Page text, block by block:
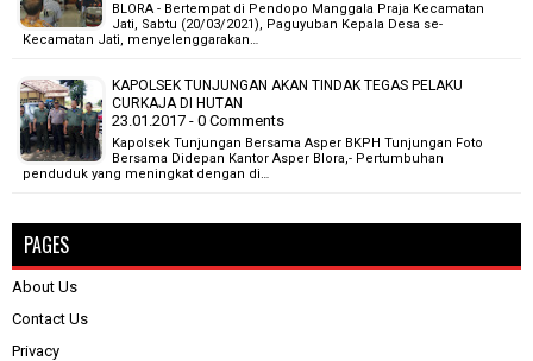
BLORA - Bertempat di Pendopo Manggala Praja Kecamatan
Jati, Sabtu (20/03/2021), Paguyuban Kepala Desa se-
Kecamatan Jati, menyelenggarakan…
KAPOLSEK TUNJUNGAN AKAN TINDAK TEGAS PELAKU
CURKAJA DI HUTAN
23.01.2017 - 0 Comments
Kapolsek Tunjungan Bersama Asper BKPH Tunjungan Foto
Bersama Didepan Kantor Asper Blora,- Pertumbuhan
penduduk yang meningkat dengan di…
PAGES
About Us
Contact Us
Privacy